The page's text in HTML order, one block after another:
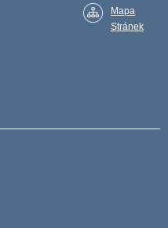
Mapa
Stránek